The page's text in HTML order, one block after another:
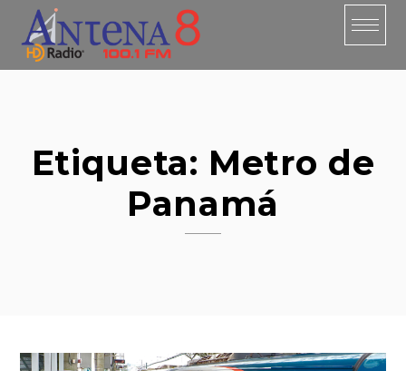
content
Etiqueta: Metro de
Panamá